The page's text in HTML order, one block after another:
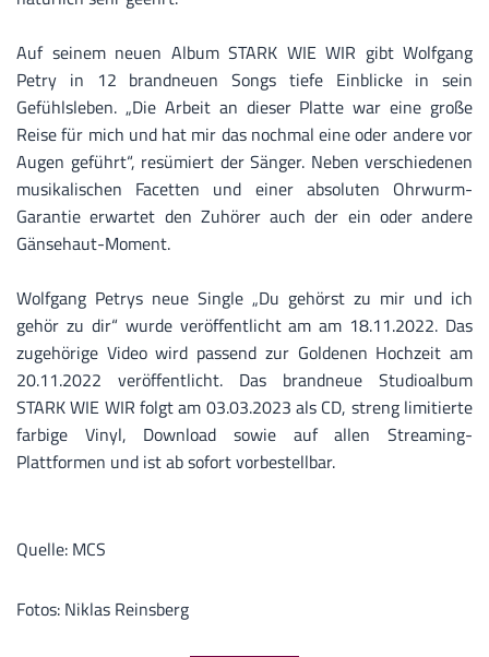
Auf seinem neuen Album STARK WIE WIR gibt Wolfgang
Petry in 12 brandneuen Songs tiefe Einblicke in sein
Gefühlsleben. „Die Arbeit an dieser Platte war eine große
Reise für mich und hat mir das nochmal eine oder andere vor
Augen geführt“, resümiert der Sänger. Neben verschiedenen
musikalischen Facetten und einer absoluten Ohrwurm-
Garantie erwartet den Zuhörer auch der ein oder andere
Gänsehaut-Moment.
Wolfgang Petrys neue Single „Du gehörst zu mir und ich
gehör zu dir“ wurde veröffentlicht am am 18.11.2022. Das
zugehörige Video wird passend zur Goldenen Hochzeit am
20.11.2022 veröffentlicht. Das brandneue Studioalbum
STARK WIE WIR folgt am 03.03.2023 als CD, streng limitierte
farbige Vinyl, Download sowie auf allen Streaming-
Plattformen und ist ab sofort vorbestellbar.
Quelle: MCS
Fotos: Niklas Reinsberg